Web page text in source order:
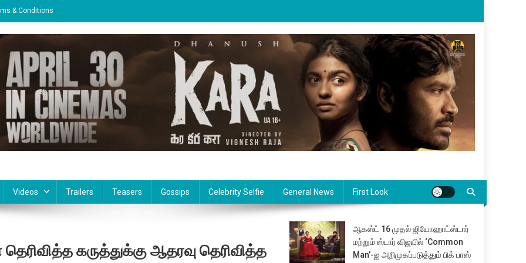
& Conditions
Videos Trailers Teasers Gossips Celebrity Selfie General News First Look
கருத்துக்கு ஆதரவு தெரிவித்த
ஆகஸ்ட் 16 முதல் ஜியோஹாட்ஸ்டார்
மற்றும் ஸ்டார் விஜயில் ‘Common
Man’-ஐ அறிமுகப்படுத்தும் பிக் பாஸ்